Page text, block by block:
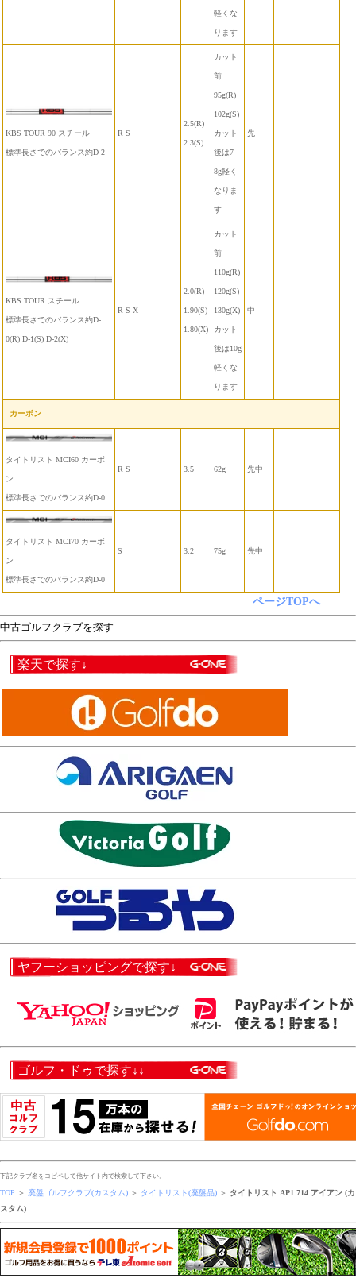
軽くな
ります
KBS TOUR 90 スチール
標準長さでのバランス約D-2
R S
2.5(R)
2.3(S)
カット
前
95g(R)
102g(S)
カット
後は7-
8g軽く
なりま
す
先
KBS TOUR スチール
標準長さでのバランス約D-
0(R) D-1(S) D-2(X)
R S X
2.0(R)
1.90(S)
1.80(X)
カット
前
110g(R)
120g(S)
130g(X)
カット
後は10g
軽くな
ります
中
カーボン
タイトリスト MCI60 カーボ
ン
標準長さでのバランス約D-0
R S 3.5 62g 先中
タイトリスト MCI70 カーボ
ン
標準長さでのバランス約D-0
S 3.2 75g 先中
ページTOPへ
中古ゴルフクラブを探す
楽天で探す↓
ヤフーショッピングで探す↓
ゴルフ・ドゥで探す↓↓
下記クラブ名をコピペして他サイト内で検索して下さい。
TOP ＞ 廃盤ゴルフクラブ(カスタム) ＞ タイトリスト(廃盤品) ＞ タイトリスト AP1 714 アイアン (カ
スタム)